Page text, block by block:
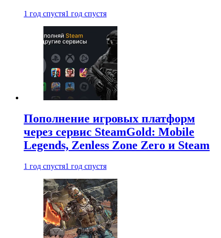
1 год спустя1 год спустя
Пополнение игровых платформ
через сервис SteamGold: Mobile
Legends, Zenless Zone Zero и Steam
1 год спустя1 год спустя